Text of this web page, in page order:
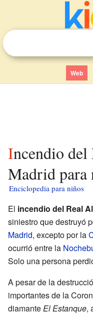
Web
Incendio del Real Alcázar de
Madrid para
Enciclopedia para niños
El incendio del Real
siniestro que destruyó
Madrid, excepto por la
ocurrió entre la
Solo una persona
A pesar de la
importantes de la
diamanteEl Estanque,